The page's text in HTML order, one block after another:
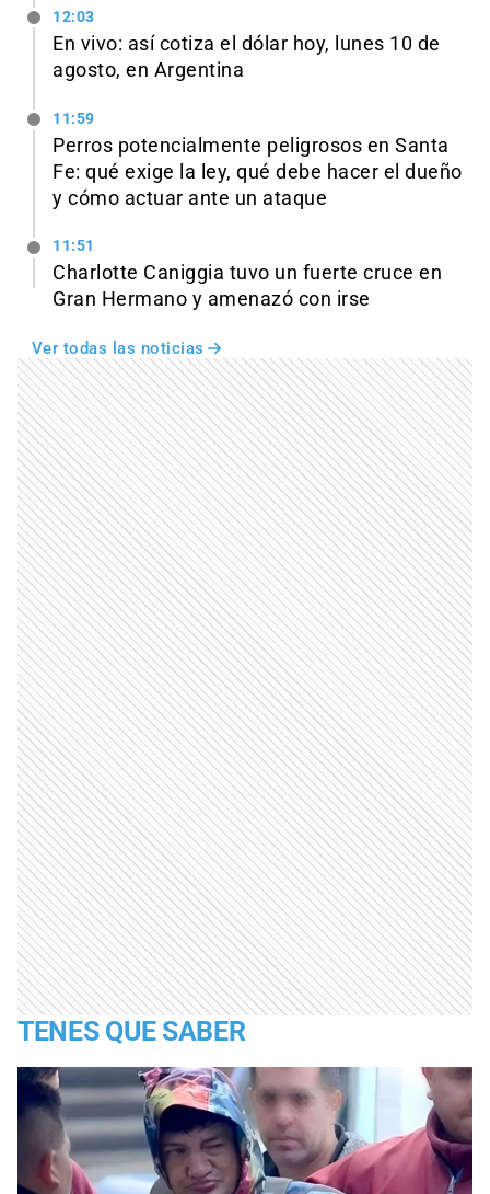
12:03
En vivo: así cotiza el dólar hoy, lunes 10 de
agosto, en Argentina
11:59
Perros potencialmente peligrosos en Santa
Fe: qué exige la ley, qué debe hacer el dueño
y cómo actuar ante un ataque
11:51
Charlotte Caniggia tuvo un fuerte cruce en
Gran Hermano y amenazó con irse
Ver todas las noticias
TENES QUE SABER